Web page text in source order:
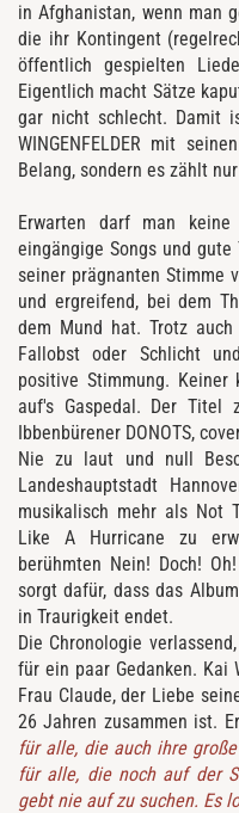
in Afghanistan, wenn man
die ihr Kontingent
öffentlich gespielten
Eigentlich macht Sätze
gar nicht schlecht. Damit
WINGENFELDER mit
Belang, sondern es zählt
Erwarten darf man keine
eingängige Songs und
seiner prägnanten Stimme
und ergreifend, bei dem
dem Mund hat. Trotz
Fallobst oder Schlicht
positive Stimmung.
auf's Gaspedal. Der Titel
Ibbenbürener DONOTS,
Nie zu laut und null
Landeshauptstadt
musikalisch mehr als Not
Like A Hurricane zu
berühmten Nein! Doch!
sorgt dafür, dass das
in Traurigkeit endet.
Die Chronologie
für ein paar Gedanken. Kai
Frau Claude, der Liebe
26 Jahren zusammen ist.
für alle, die auch ihre
für alle, die noch auf der
gebt nie auf zu suchen. Es